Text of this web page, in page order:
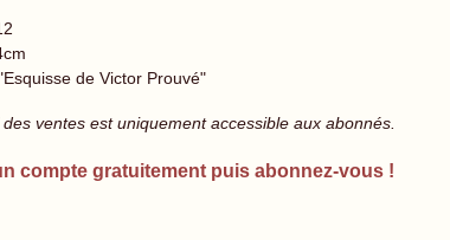
de Victor Prouvé"
ventes est uniquement accessible aux abonnés.
compte gratuitement puis abonnez-vous !